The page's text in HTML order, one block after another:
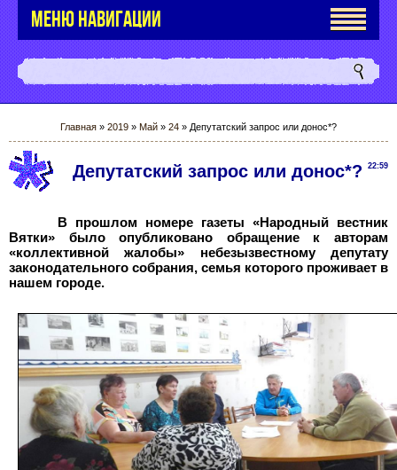
МЕНЮ НАВИГАЦИИ
Главная » 2019 » Май » 24 » Депутатский запрос или донос*?
22:59
Депутатский запрос или донос*?
В прошлом номере газеты «Народный вестник
Вятки» было опубликовано обращение к авторам
«коллективной жалобы» небезызвестному депутату
законодательного собрания, семья которого проживает в
нашем городе.